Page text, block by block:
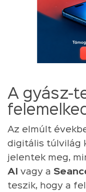
A gyász-
Az elmúlt
digitális túlvilág
jelentek meg,
AI
vagy a
teszik, hogy a